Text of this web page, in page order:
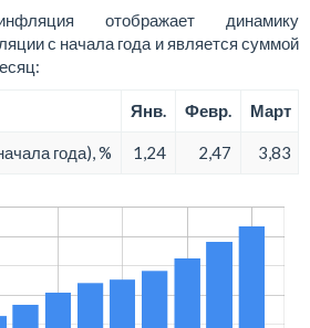
отображает динамику
с начала года и является суммой
Янв. Февр. Март
года), % 1,24 2,47 3,83